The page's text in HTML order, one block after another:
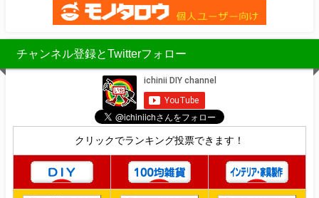
チャンネル登録とTwitterフォロー
クリックでランキング投票できます！